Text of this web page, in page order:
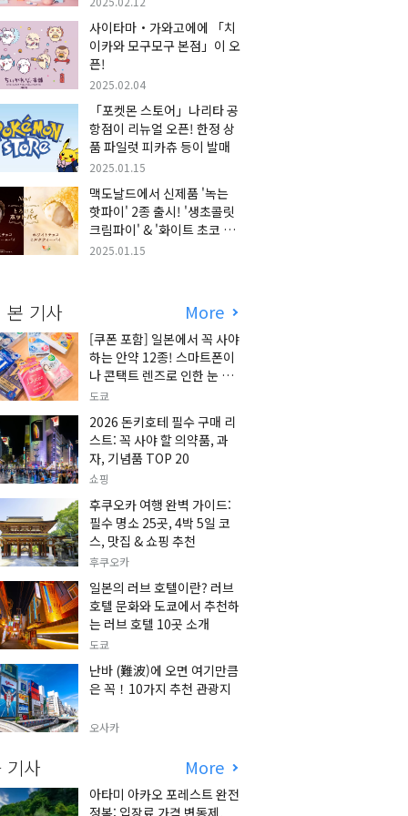
사이타마・가와고에에 「치
이카와 모구모구 본점」이 오
픈!
2025.02.04
「포켓몬 스토어」나리타 공
항점이 리뉴얼 오픈! 한정 상
품 파일럿 피카츄 등이 발매
2025.01.15
맥도날드에서 신제품 '녹는
핫파이' 2종 출시! '생초콜릿
크림파이' & '화이트 초코 밀
크티 파이' 출시!
2025.01.15
본 기사 More
[쿠폰 포함] 일본에서 꼭 사야
하는 안약 12종! 스마트폰이
나 콘택트 렌즈로 인한 눈 피
로에 최적!
도쿄
2026 돈키호테 필수 구매 리
스트: 꼭 사야 할 의약품, 과
자, 기념품 TOP 20
쇼핑
후쿠오카 여행 완벽 가이드:
필수 명소 25곳, 4박 5일 코
스, 맛집 & 쇼핑 추천
후쿠오카
일본의 러브 호텔이란? 러브
호텔 문화와 도쿄에서 추천하
는 러브 호텔 10곳 소개
도쿄
난바 (難波)에 오면 여기만큼
은 꼭！10가지 추천 관광지
오사카
기사 More
아타미 아카오 포레스트 완전
정복: 입장료 가격 변동제,